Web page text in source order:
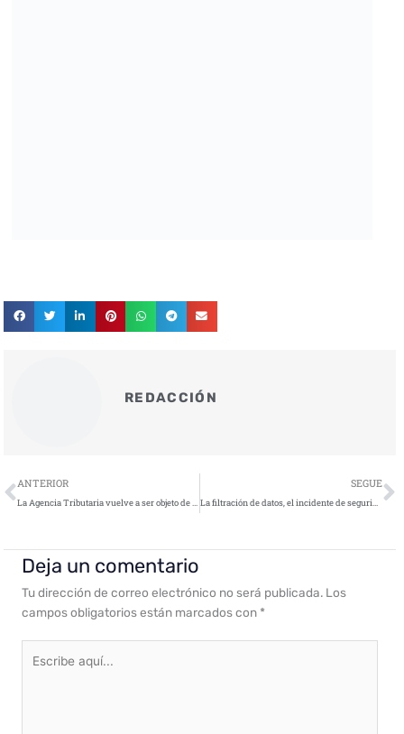
REDACCIÓN
Ant
ANTERIOR
La Agencia Tributaria vuelve a ser objeto de una campaña de phishing
SEGUE
La filtración de datos, el incidente de seguridad que más se ha dado en la historia de Facebook
Deja un comentario
Tu dirección de correo electrónico no será publicada. Los
campos obligatorios están marcados con *
aquí...